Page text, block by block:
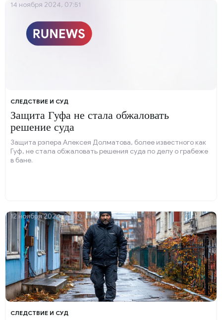
СЛЕДСТВИЕ И СУД
Защита Гуфа не стала обжаловать
решение суда
Защита рэпера Алексея Долматова, более известного как
Гуф, не стала обжаловать решения суда по делу о грабеже
в бане.
14 ноября 2024, 07:51
СЛЕДСТВИЕ И СУД
12 ноября 2024, 22:00